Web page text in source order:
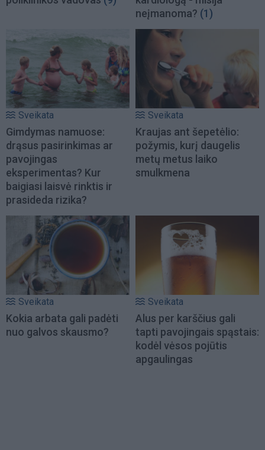
neįmanoma? (1)
Sveikata
Gimdymas namuose:
drąsus pasirinkimas ar
pavojingas
eksperimentas? Kur
baigiasi laisvė rinktis ir
prasideda rizika?
Sveikata
Kraujas ant šepetėlio:
požymis, kurį daugelis
metų metus laiko
smulkmena
Sveikata
Kokia arbata gali padėti
nuo galvos skausmo?
Sveikata
Alus per karščius gali
tapti pavojingais spąstais:
kodėl vėsos pojūtis
apgaulingas